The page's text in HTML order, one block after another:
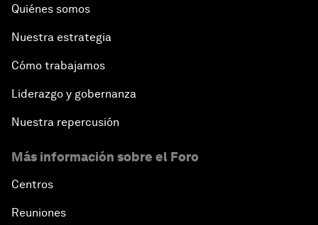
Quiénes somos
Nuestra estrategia
Cómo trabajamos
Liderazgo y gobernanza
Nuestra repercusión
Más información sobre el Foro
Centros
Reuniones